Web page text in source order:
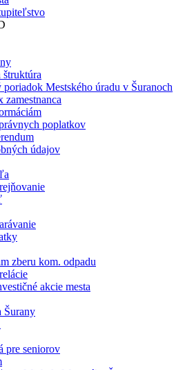
štruktúra
poriadok Mestského úradu v Šuranoch
poplatkov
údajov
zberu kom. odpadu
akcie mesta
Šurany
pre seniorov